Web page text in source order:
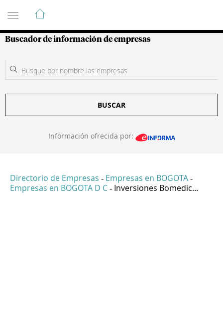
Guía de Empresas Colombianas
Buscador de información de empresas
BUSCAR
Información ofrecida por:
Directorio de Empresas - Empresas en BOGOTA -
Empresas en BOGOTA D C - Inversiones Bomedic...